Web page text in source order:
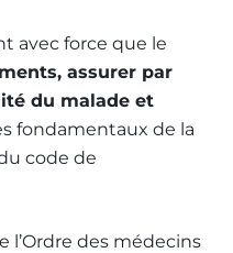
avec force que le
assurer par
du malade et
fondamentaux de la
code de
des médecins